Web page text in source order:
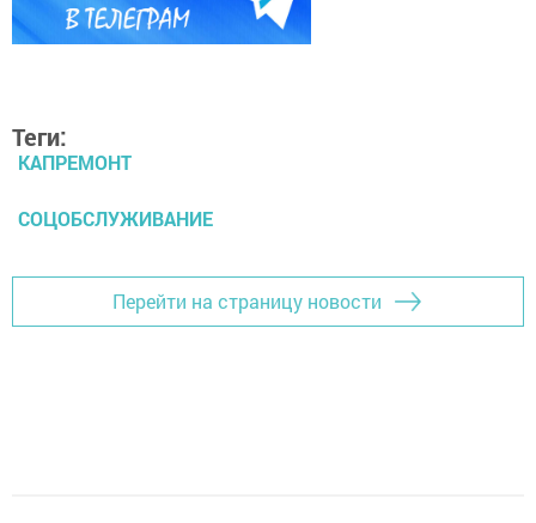
Теги:
КАПРЕМОНТ
СОЦОБСЛУЖИВАНИЕ
Перейти на страницу новости